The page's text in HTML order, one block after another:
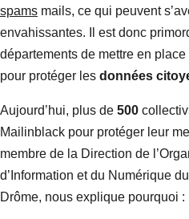
spams mails, ce qui peuvent
envahissantes. Il est donc
départements de mettre en
pour protéger les données
Aujourd’hui, plus de 500
Mailinblack pour protéger leur
membre de la Direction de
d’Information et du Numérique
Drôme, nous explique pourquoi :